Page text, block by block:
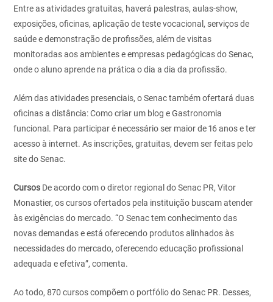
Entre as atividades gratuitas, haverá palestras, aulas-show,
exposições, oficinas, aplicação de teste vocacional, serviços de
saúde e demonstração de profissões, além de visitas
monitoradas aos ambientes e empresas pedagógicas do Senac,
onde o aluno aprende na prática o dia a dia da profissão.
Além das atividades presenciais, o Senac também ofertará duas
oficinas a distância: Como criar um blog e Gastronomia
funcional. Para participar é necessário ser maior de 16 anos e ter
acesso à internet. As inscrições, gratuitas, devem ser feitas pelo
site do Senac.
Cursos De acordo com o diretor regional do Senac PR, Vitor
Monastier, os cursos ofertados pela instituição buscam atender
às exigências do mercado. “O Senac tem conhecimento das
novas demandas e está oferecendo produtos alinhados às
necessidades do mercado, oferecendo educação profissional
adequada e efetiva”, comenta.
Ao todo, 870 cursos compõem o portfólio do Senac PR. Desses,